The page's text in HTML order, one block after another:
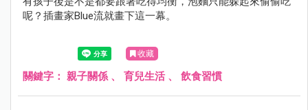
呢？插畫家Blue流就畫下這一幕。
收藏
關鍵字： 親子關係 、 育兒生活、 飲食習慣